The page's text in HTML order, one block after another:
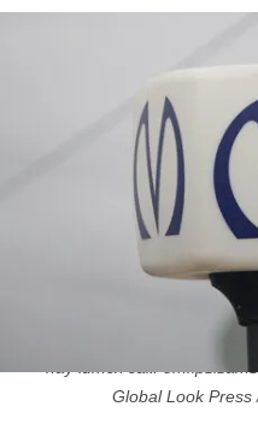
Global Look Press